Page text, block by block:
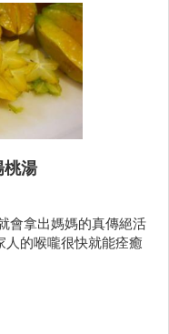
桃湯
會拿出媽媽的真傳絕活
的喉嚨很快就能痊癒